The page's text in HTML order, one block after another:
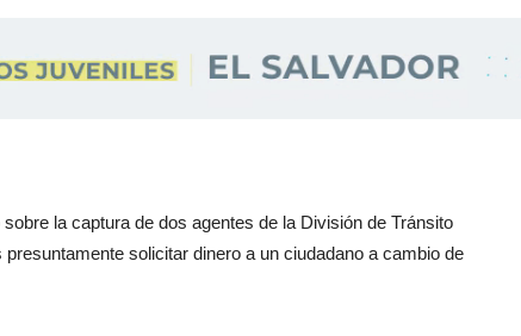
la captura de dos agentes de la División de Tránsito
solicitar dinero a un ciudadano a cambio de